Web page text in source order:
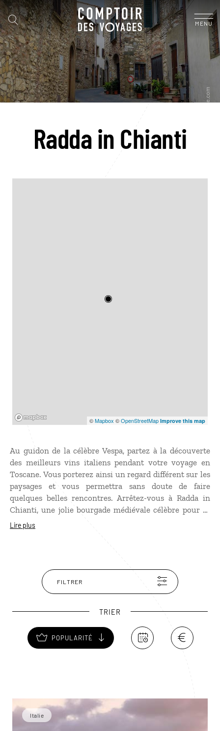
MENU
Radda in Chianti
©Mapbox ©OpenStreetMap Improve this map
Au guidon de la célèbre Vespa, partez à la découverte
des meilleurs vins italiens pendant votre voyage en
Toscane. Vous porterez ainsi un regard différent sur les
paysages et vous permettra sans doute de faire
quelques belles rencontres. Arrêtez-vous à Radda in
Chianti, une jolie bourgade médiévale célèbre pour sa
production viticole. L'ancienne capitale de la Lega del
château et son vin, le Castello di Volpaia.
Lire plus
FILTRER
TRIER
POPULARITÉ
Italie